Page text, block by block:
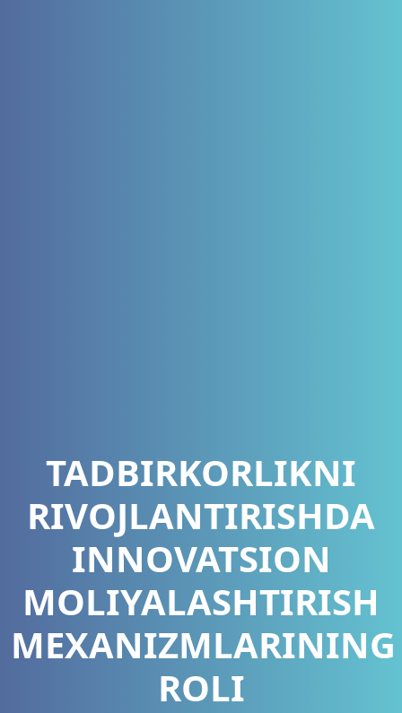
TADBIRKORLIKNI
RIVOJLANTIRISHDA
INNOVATSION
MOLIYALASHTIRISH
MEXANIZMLARINING
ROLI